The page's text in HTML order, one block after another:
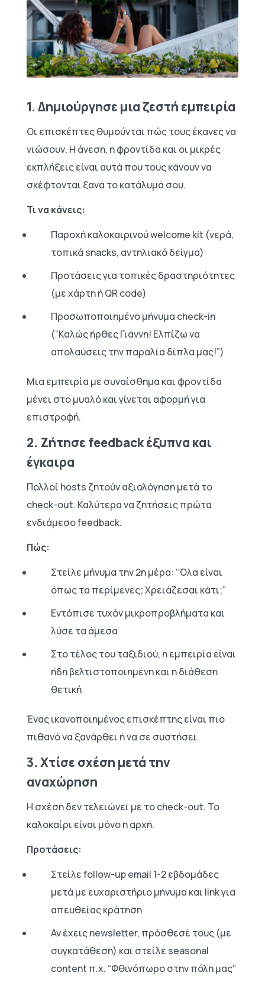
1. Δημιούργησε μια ζεστή εμπειρία
Οι επισκέπτες θυμούνται πώς τους έκανες να
νιώσουν. Η άνεση, η φροντίδα και οι μικρές
εκπλήξεις είναι αυτά που τους κάνουν να
σκέφτονται ξανά το κατάλυμά σου.
Τι να κάνεις:
Παροχή καλοκαιρινού welcome kit (νερά,
τοπικά snacks, αντηλιακό δείγμα)
Προτάσεις για τοπικές δραστηριότητες
(με χάρτη ή QR code)
Προσωποποιημένο μήνυμα check-in
(“Καλώς ήρθες Γιάννη! Ελπίζω να
απολαύσεις την παραλία δίπλα μας!”)
Μια εμπειρία με συναίσθημα και φροντίδα
μένει στο μυαλό και γίνεται αφορμή για
επιστροφή.
2. Ζήτησε feedback έξυπνα και
έγκαιρα
Πολλοί hosts ζητούν αξιολόγηση μετά το
check-out. Καλύτερα να ζητήσεις πρώτα
ενδιάμεσο feedback.
Πώς:
Στείλε μήνυμα την 2η μέρα: “Όλα είναι
όπως τα περίμενες; Χρειάζεσαι κάτι;”
Εντόπισε τυχόν μικροπροβλήματα και
λύσε τα άμεσα
Στο τέλος του ταξιδιού, η εμπειρία είναι
ήδη βελτιστοποιημένη και η διάθεση
θετική
Ένας ικανοποιημένος επισκέπτης είναι πιο
πιθανό να ξανάρθει ή να σε συστήσει.
3. Χτίσε σχέση μετά την
αναχώρηση
Η σχέση δεν τελειώνει με το check-out. Το
καλοκαίρι είναι μόνο η αρχή.
Προτάσεις:
Στείλε follow-up email 1-2 εβδομάδες
μετά με ευχαριστήριο μήνυμα και link για
απευθείας κράτηση
Αν έχεις newsletter, πρόσθεσέ τους (με
συγκατάθεση) και στείλε seasonal
content π.χ. “Φθινόπωρο στην πόλη μας”